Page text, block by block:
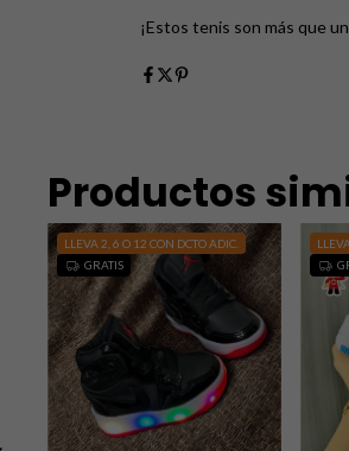
¡Estos tenis son más que
Productos
LLEVA 2, 6 O 12 CON DCTO ADIC.
GRATIS